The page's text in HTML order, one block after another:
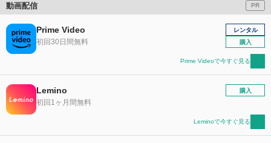
動画配信 PR
Prime Video
初回30日間無料
レンタル
購入
Prime Videoで今すぐ見る
Lemino
初回1ヶ月間無料
購入
Leminoで今すぐ見る